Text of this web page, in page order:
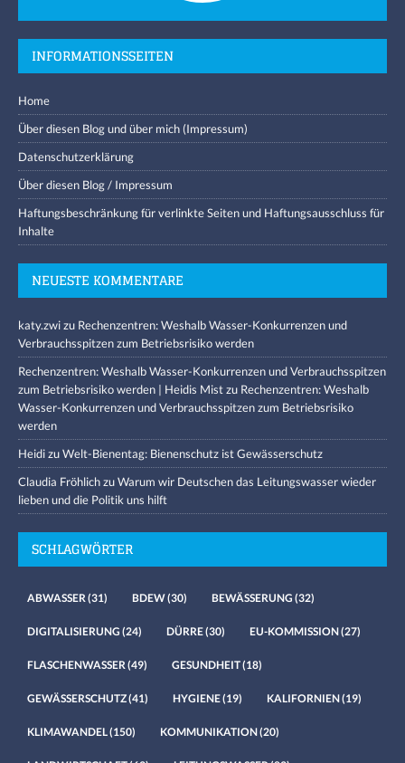
INFORMATIONSSEITEN
Home
Über diesen Blog und über mich (Impressum)
Datenschutzerklärung
Über diesen Blog / Impressum
Haftungsbeschränkung für verlinkte Seiten und Haftungsausschluss für
Inhalte
NEUESTE KOMMENTARE
katy.zwizu Rechenzentren: Weshalb Wasser-Konkurrenzen und
Verbrauchsspitzen zum Betriebsrisiko werden
Rechenzentren: Weshalb Wasser-Konkurrenzen und Verbrauchsspitzen
zum Betriebsrisiko werden | Heidis Mistzu Rechenzentren: Weshalb
Wasser-Konkurrenzen und Verbrauchsspitzen zum Betriebsrisiko
werden
HeidizuWelt-Bienentag: Bienenschutz ist Gewässerschutz
Claudia FröhlichzuWarum wir Deutschen das Leitungswasser wieder
lieben und die Politik uns hilft
SCHLAGWÖRTER
ABWASSER (31) BDEW(30) BEWÄSSERUNG (32)
DIGITALISIERUNG (24) DÜRRE(30) EU-KOMMISSION(27)
FLASCHENWASSER (49) GESUNDHEIT(18)
GEWÄSSERSCHUTZ(41) HYGIENE(19) KALIFORNIEN(19)
KLIMAWANDEL(150) KOMMUNIKATION(20)